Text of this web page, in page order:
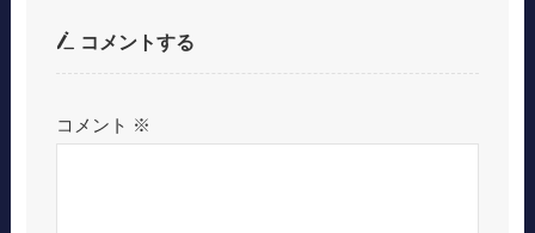
コメントする
コメント ※